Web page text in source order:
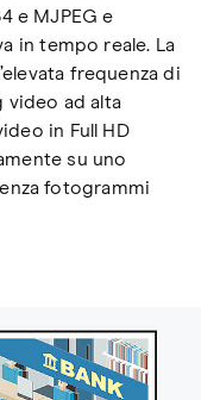
e MJPEG e
in tempo reale. La
frequenza di
video ad alta
in Full HD
su uno
fotogrammi